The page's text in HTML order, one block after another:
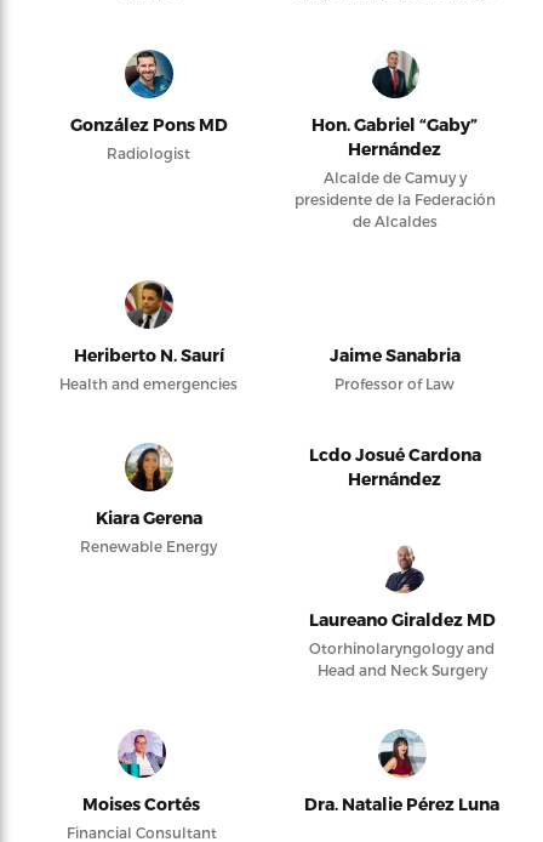
González Pons MD
Radiologist
Hon. Gabriel “Gaby”
Hernández
Alcalde de Camuy y
presidente de la Federación
de Alcaldes
Heriberto N. Saurí
Health and emergencies
Jaime Sanabria
Professor of Law
Kiara Gerena
Renewable Energy
Lcdo Josué Cardona
Hernández
Laureano Giraldez MD
Otorhinolaryngology and
Head and Neck Surgery
Moises Cortés
Financial Consultant
Dra. Natalie Pérez Luna